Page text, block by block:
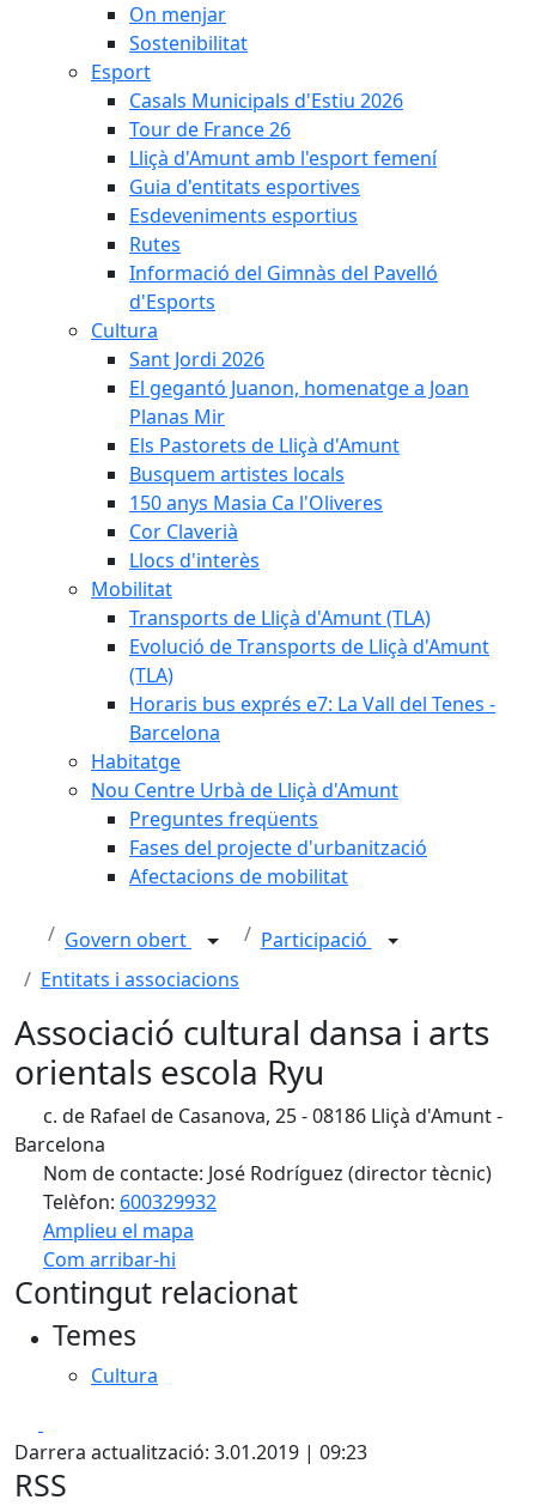
On menjar
Sostenibilitat
Esport
Casals Municipals d'Estiu 2026
Tour de France 26
Lliçà d'Amunt amb l'esport femení
Guia d'entitats esportives
Esdeveniments esportius
Rutes
Informació del Gimnàs del Pavelló
d'Esports
Cultura
Sant Jordi 2026
El gegantó Juanon, homenatge a Joan
Planas Mir
Els Pastorets de Lliçà d'Amunt
Busquem artistes locals
150 anys Masia Ca l'Oliveres
Cor Claverià
Llocs d'interès
Mobilitat
Transports de Lliçà d'Amunt (TLA)
Evolució de Transports de Lliçà d'Amunt
(TLA)
Horaris bus exprés e7: La Vall del Tenes -
Barcelona
Habitatge
Nou Centre Urbà de Lliçà d'Amunt
Preguntes freqüents
Fases del projecte d'urbanització
Afectacions de mobilitat
Govern obert
Participació
Entitats i associacions
Associació cultural dansa i arts
orientals escola Ryu
c. de Rafael de Casanova, 25 - 08186 Lliçà d'Amunt -
Barcelona
Nom de contacte: José Rodríguez (director tècnic)
Telèfon: 600329932
Amplieu el mapa
Com arribar-hi
+
Contingut relacionat
Temes
Cultura
Darrera actualització: 3.01.2019 | 09:23
RSS